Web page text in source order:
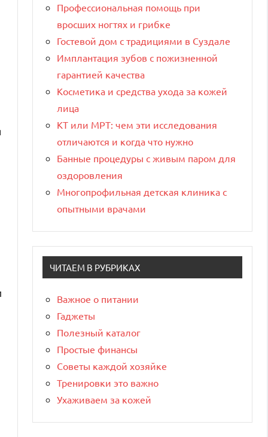
Профессиональная помощь при
вросших ногтях и грибке
Гостевой дом с традициями в Суздале
Имплантация зубов с пожизненной
гарантией качества
Косметика и средства ухода за кожей
лица
КТ или МРТ: чем эти исследования
отличаются и когда что нужно
Банные процедуры с живым паром для
оздоровления
Многопрофильная детская клиника с
опытными врачами
ЧИТАЕМ В РУБРИКАХ
Важное о питании
Гаджеты
Полезный каталог
Простые финансы
Советы каждой хозяйке
Тренировки это важно
Ухаживаем за кожей